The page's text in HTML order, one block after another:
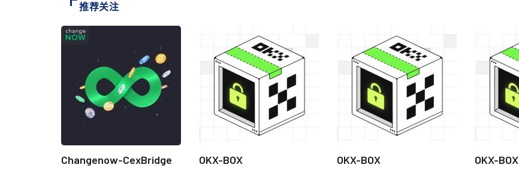
推荐关注
Changenow-CexBridge OKX-BOX OKX-BOX OKX-BOX